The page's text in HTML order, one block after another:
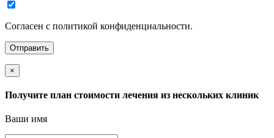
Согласен с политикой конфиденциальности.
×
Получите план стоимости лечения из нескольких клиник
Ваши имя